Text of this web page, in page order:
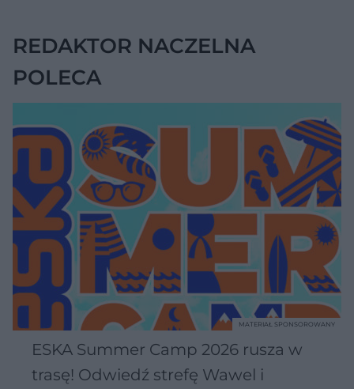
REDAKTOR NACZELNA
POLECA
ESKA Summer Camp 2026 rusza w
trasę! Odwiedź strefę Wawel i
MATERIAŁ SPONSOROWANY